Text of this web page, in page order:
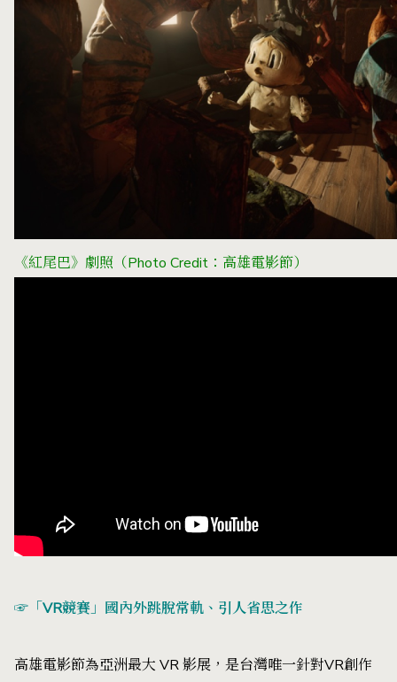
《紅尾巴》劇照（Photo Credit：高雄電影節）
☞「VR競賽」國內外跳脫常軌、引人省思之作
高雄電影節為亞洲最大 VR 影展，是台灣唯一針對VR創作